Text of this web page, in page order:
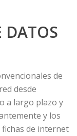
DATOS
de
desde
a largo plazo y
y los
de internet